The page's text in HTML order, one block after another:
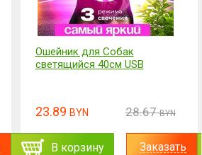
Ошейник для Собак
светящийся 40см USB
23.89 BYN 28.67 BYN
В корзину Заказать